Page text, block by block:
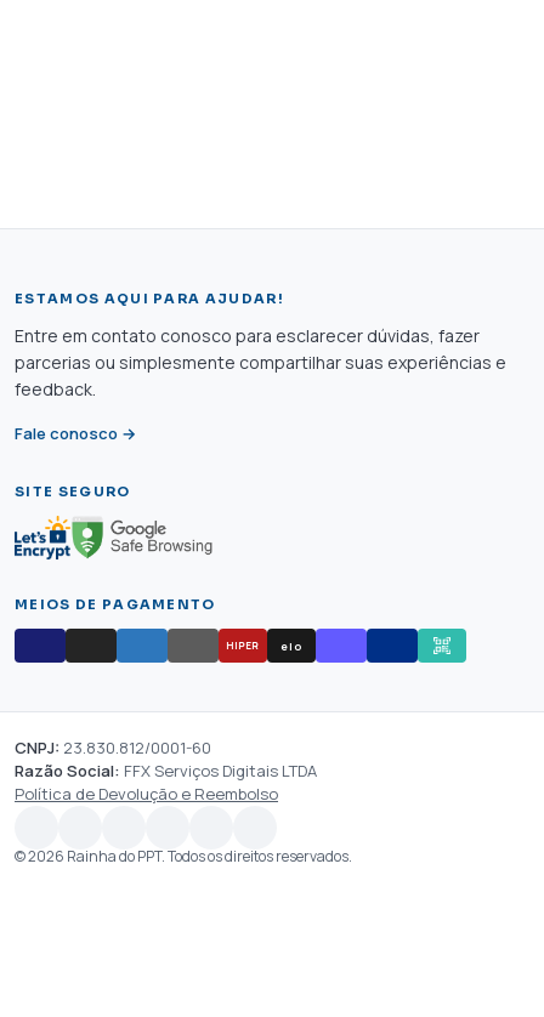
ESTAMOS AQUI PARA AJUDAR!
Entre em contato conosco para esclarecer dúvidas, fazer
parcerias ou simplesmente compartilhar suas experiências e
feedback.
Fale conosco →
SITE SEGURO
MEIOS DE PAGAMENTO
HIPER elo
CNPJ: 23.830.812/0001-60
Razão Social: FFX Serviços Digitais LTDA
Política de Devolução e Reembolso
© 2026 Rainha do PPT. Todos os direitos reservados.